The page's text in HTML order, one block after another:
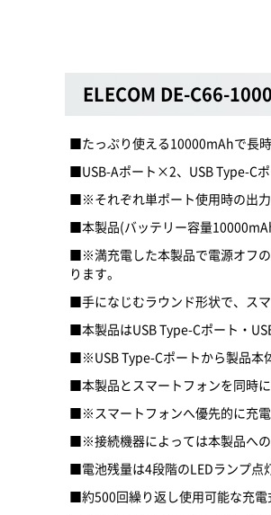
ELECOM DE-C66-
■たっぷり使える10000mAhで長
■USB-Aポート×2、USB Type-Cポ
■※それぞれ単ポート使用時の出力
■本製品(バッテリー容量
■※満充電した本製品で電源オフの
ります。
■手になじむラウンド形状で、ス
■本製品はUSB Type-Cポート・
■※USB Type-Cポートから製品本
■本製品とスマートフォンを同時
■※スマートフォンへ優先的に充電
■※接続機器によっては本製品への
■電池残量は4段階のLEDランプ点
■約500回繰り返し使用可能な充電